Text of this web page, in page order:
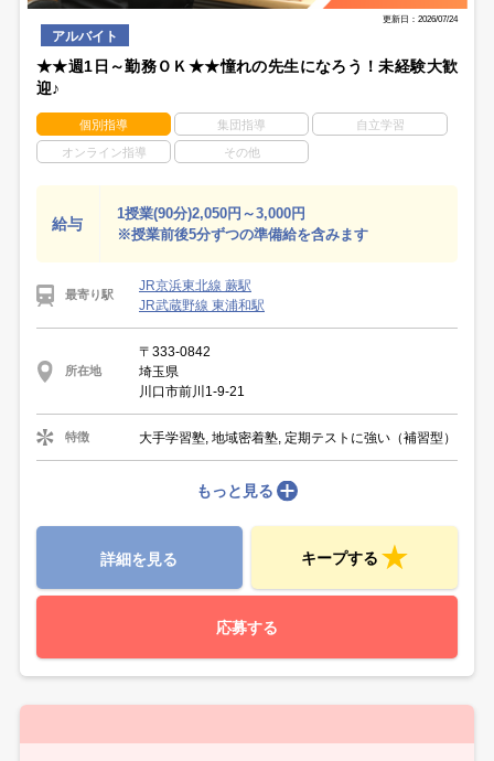
更新日：2026/07/24
アルバイト
★★週1日～勤務ＯＫ★★憧れの先生になろう！未経験大歓
迎♪
個別指導 集団指導 自立学習
オンライン指導 その他
給与
1授業(90分)2,050円～3,000円
※授業前後5分ずつの準備給を含みます
最寄り駅
JR京浜東北線 蕨駅
JR武蔵野線 東浦和駅
所在地
〒333-0842
埼玉県
川口市前川1-9-21
特徴 大手学習塾, 地域密着塾, 定期テストに強い（補習型）
もっと見る
詳細を見る キープする
応募する